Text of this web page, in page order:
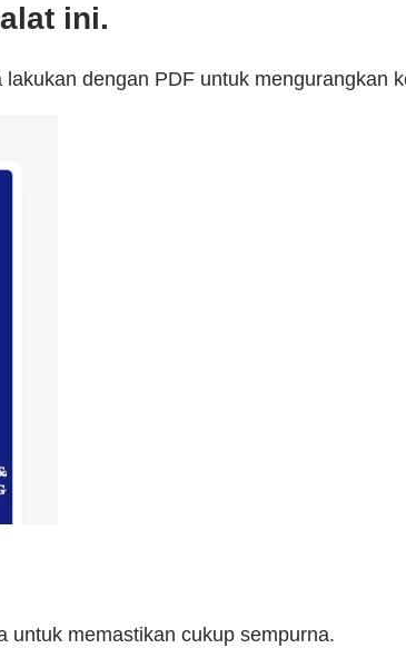
ini.
dengan PDF untuk mengurangkan
untuk memastikan cukup sempurna.